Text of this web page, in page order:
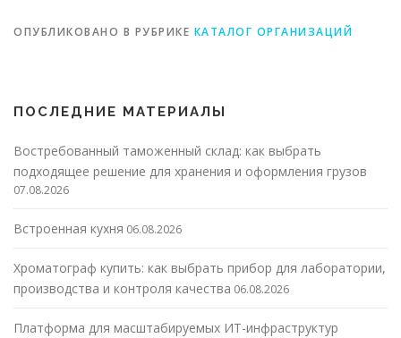
ОПУБЛИКОВАНО В РУБРИКЕ КАТАЛОГ ОРГАНИЗАЦИЙ
ПОСЛЕДНИЕ МАТЕРИАЛЫ
Востребованный таможенный склад: как выбрать
подходящее решение для хранения и оформления грузов
07.08.2026
Встроенная кухня 06.08.2026
Хроматограф купить: как выбрать прибор для лаборатории,
производства и контроля качества 06.08.2026
Платформа для масштабируемых ИТ-инфраструктур